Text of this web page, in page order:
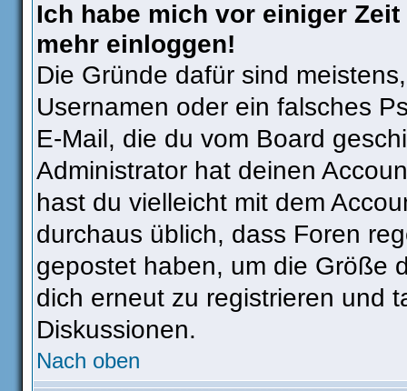
Ich habe mich vor einiger
mehr einloggen!
Die Gründe dafür sind
Usernamen oder ein falsches
E-Mail, die du vom Board
Administrator hat deinen
hast du vielleicht mit dem
durchaus üblich, dass Foren
gepostet haben, um die Größe
dich erneut zu registrieren und
Diskussionen.
Nach oben